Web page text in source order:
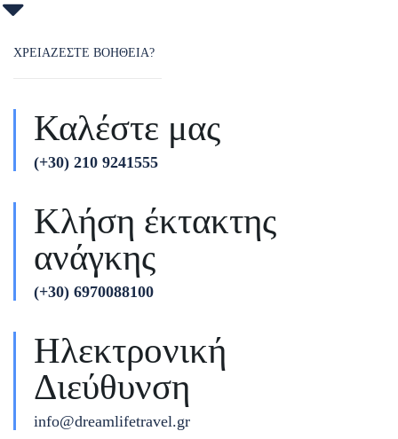
ΧΡΕΙΑΖΕΣΤΕ ΒΟΗΘΕΙΑ?
Καλέστε μας
(+30) 210 9241555
Κλήση έκτακτης
ανάγκης
(+30) 6970088100
Ηλεκτρονική
Διεύθυνση
info@dreamlifetravel.gr